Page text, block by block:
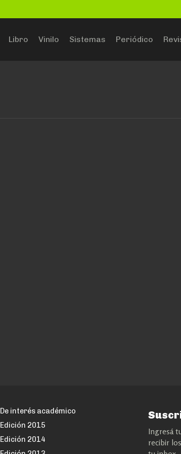
Libro Vinilo Sistemas Periódico
De interés académico
Edición 2015
Edición 2014
Ingresá
recibir